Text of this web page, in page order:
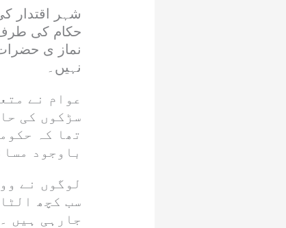
شہر اقتدار
حکام کی طرف
نماز ی
نہیں۔
عوام نے
سڑکوں کی
تھا کہ
باوجود
لوگوں نے
سب کچھ
جارہی ہیں